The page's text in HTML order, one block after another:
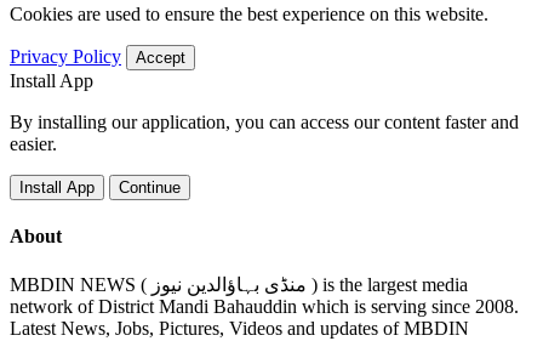
Cookies are used to ensure the best experience on this website.
Privacy Policy Accept
Install App
By installing our application, you can access our content faster and
easier.
Install App Continue
About
MBDIN NEWS ( منڈی بہاؤالدین نیوز ) is the largest media
network of District Mandi Bahauddin which is serving since 2008.
Latest News, Jobs, Pictures, Videos and updates of MBDIN